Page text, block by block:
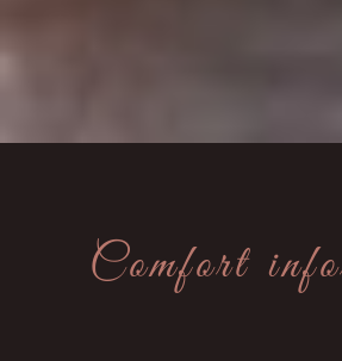
Comfort